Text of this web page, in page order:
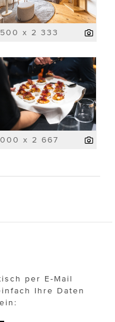
x 2 333
x 2 667
per E-Mail
Ihre Daten